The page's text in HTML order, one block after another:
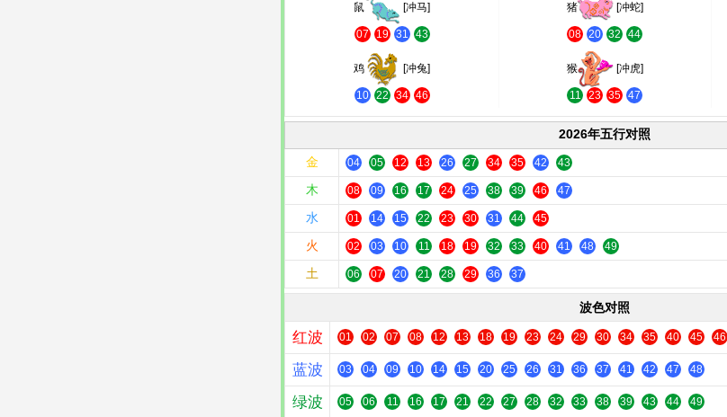
鼠 [冲马]
07 19 31 43
猪 [冲蛇]
08 20 32 44
鸡 [冲兔]
10 22 34 46
猴 [冲虎]
11 23 35 47
2026年五行对照
金
04 05 12 13 26 27 34 35 42 43
木 08 09 16 17 24 25 38 39 46 47
水 01 14 15 22 23 30 31 44 45
火 02 03 10 11 18 19 32 33 40 41 48 49
土 06 07 20 21 28 29 36 37
波色对照
红波 01 02 07 08 12 13 18 19 23 24 29 30 34 35 40 45 46
蓝波 03 04 09 10 14 15 20 25 26 31 36 37 41 42 47 48
绿波 05 06 11 16 17 21 22 27 28 32 33 38 39 43 44 49